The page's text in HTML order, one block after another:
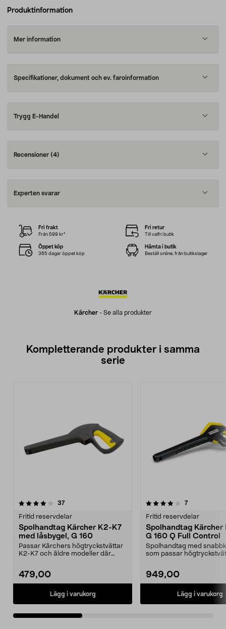
Produktinformation
Mer information
Specifikationer, dokument och ev. faroinformation
Trygg E-Handel
Recensioner (4)
Experten svarar
Kärcher - Se alla produkter
Fri frakt
Från 599 kr*
Fri retur
Till valfri butik
Öppet köp
365 dagar öppet köp
Hämta i butik
Beställ online, från butikslager
Kompletterande produkter i samma
serie
37recensioner
Fritid reservdelar
Spolhandtag Kärcher K2-K7
med låsbygel, G 160
Passar Kärchers högtryckstvättar
K2-K7 och äldre modeller där
479,00
Lägg i varukorg
4.0av 5 stjärnor 7recensioner
Fritid reservdelar
Spolhandtag Kärcher
G 160 Q Full Control
Spolhandtag med
som passar
949,00
Lägg i varukorg
4.5av 5 stjärnor